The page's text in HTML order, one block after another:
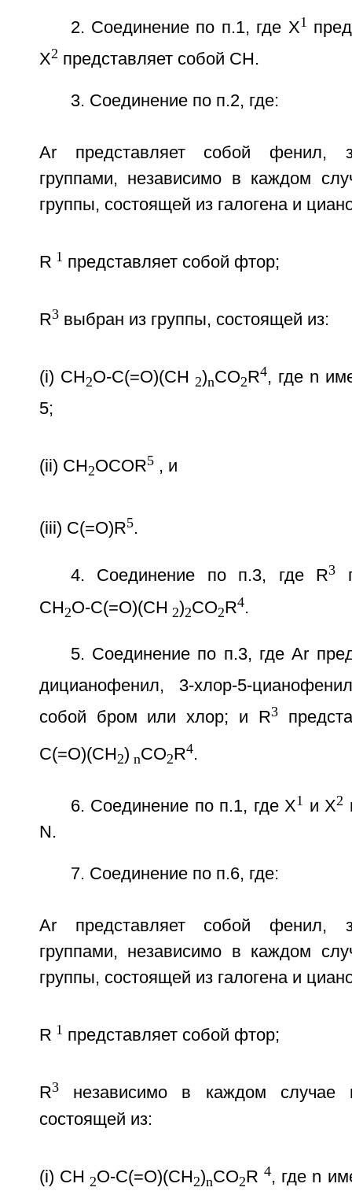
2. Соединение по п.1, где X1
X2 представляет собой CH.
3. Соединение по п.2, где:
Ar представляет собой фенил,
группами, независимо в каждом
группы, состоящей из галогена и
R 1 представляет собой фтор;
R3выбран из группы, состоящей из:
(i) CH 2O-C(=O)(CH 2)nCO2 R4, где n
5;
(ii) CH2OCOR5, и
(iii) C(=O)R5.
4. Соединение по п.3, где R3
CH2O-C(=O)(CH 2)2CO2R4.
5. Соединение по п.3, где Ar
дицианофенил, 3-хлор-5-
собой бром или хлор; и R3
C(=O)(CH2) nCO2R4.
6. Соединение по п.1, где X1 и X2
N.
7. Соединение по п.6, где:
Ar представляет собой фенил,
группами, независимо в каждом
группы, состоящей из галогена и
R 1 представляет собой фтор;
R3независимо в каждом случае
состоящей из:
(i) CH 2O-C(=O)(CH2)nCO2R 4, где n